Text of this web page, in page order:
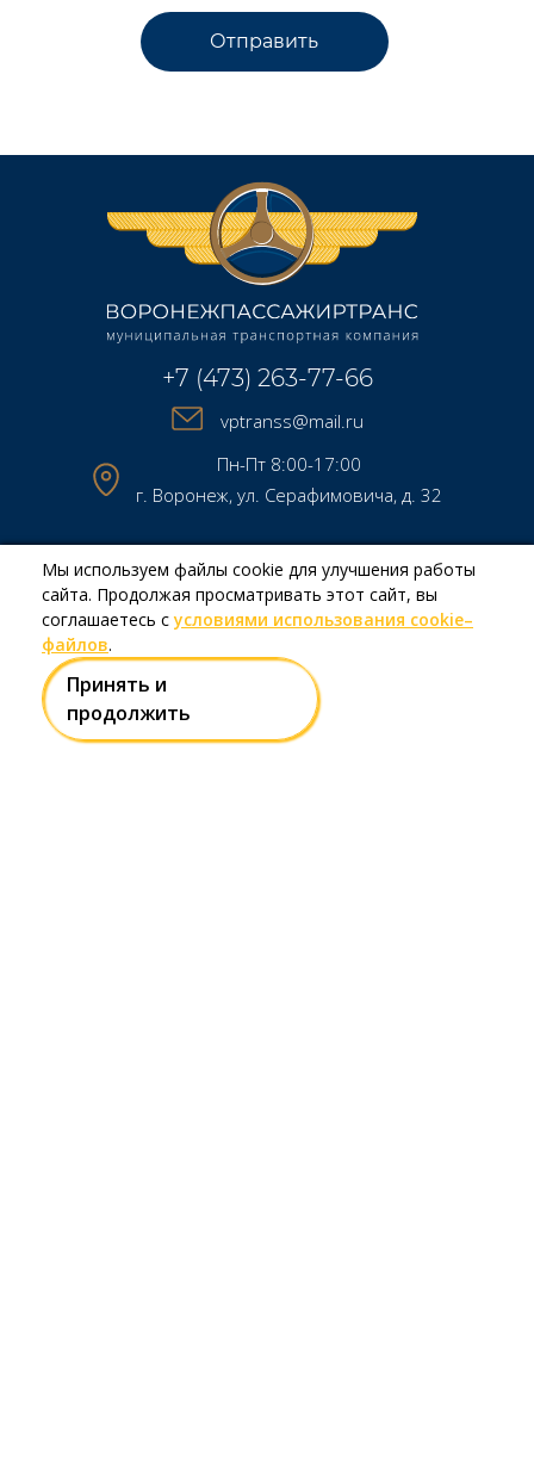
+7 (473) 263-77-66
vptranss@mail.ru
Пн-Пт 8:00-17:00
г. Воронеж, ул. Серафимовича, д. 32
Copyright © МКП МТК «Воронежпассажиртранс» 2026
Создание и продвижение сайтовTeam-B
Правила использования сайта
Политика в отношении обработки персональных данных
Мы используем файлы cookie для улучшения работы
сайта. Продолжая просматривать этот сайт, вы
соглашаетесь сусловиями использования cookie–
файлов.
Принять и
продолжить